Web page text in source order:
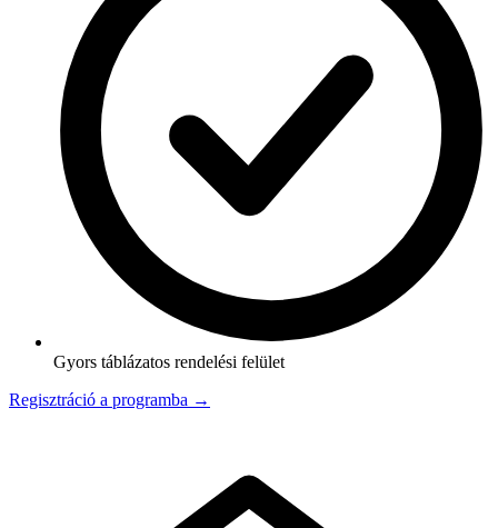
Gyors táblázatos rendelési felület
Regisztráció a programba →